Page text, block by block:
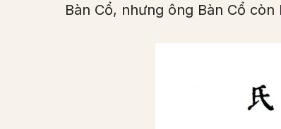
Bàn Cổ, nhưng ông Bàn Cổ